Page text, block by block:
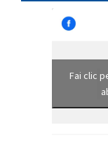
Fai clic